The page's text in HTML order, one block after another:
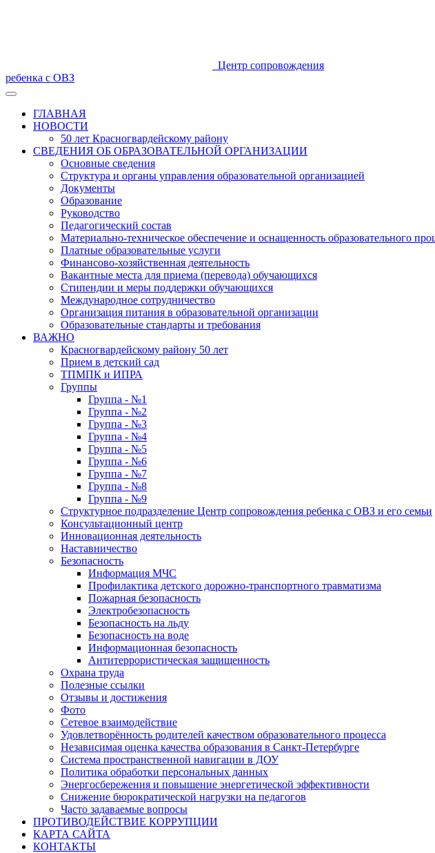
Центр сопровождения
ребенка с ОВЗ
ГЛАВНАЯ
НОВОСТИ
50 лет Красногвардейскому району
СВЕДЕНИЯ ОБ ОБРАЗОВАТЕЛЬНОЙ ОРГАНИЗАЦИИ
Основные сведения
Структура и органы управления образовательной организацией
Документы
Образование
Руководство
Педагогический состав
Материально-техническое обеспечение и оснащенность образовательного
Платные образовательные услуги
Финансово-хозяйственная деятельность
Вакантные места для приема (перевода) обучающихся
Стипендии и меры поддержки обучающихся
Международное сотрудничество
Организация питания в образовательной организации
Образовательные стандарты и требования
ВАЖНО
Красногвардейскому району 50 лет
Прием в детский сад
ТПМПК и ИПРА
Группы
Группа - №1
Группа - №2
Группа - №3
Группа - №4
Группа - №5
Группа - №6
Группа - №7
Группа - №8
Группа - №9
Структурное подразделение Центр сопровождения ребенка с ОВЗ и его семьи
Консультационный центр
Инновационная деятельность
Наставничество
Безопасность
Информация МЧС
Профилактика детского дорожно-транспортного травматизма
Пожарная безопасность
Электробезопасность
Безопасность на льду
Безопасность на воде
Информационная безопасность
Антитеррористическая защищенность
Охрана труда
Полезные ссылки
Отзывы и достижения
Фото
Сетевое взаимодействие
Удовлетворённость родителей качеством образовательного процесса
Независимая оценка качества образования в Санкт-Петербурге
Система пространственной навигации в ДОУ
Политика обработки персональных данных
Энергосбережения и повышение энергетической эффективности
Снижение бюрократической нагрузки на педагогов
Часто задаваемые вопросы
ПРОТИВОДЕЙСТВИЕ КОРРУПЦИИ
КАРТА САЙТА
КОНТАКТЫ